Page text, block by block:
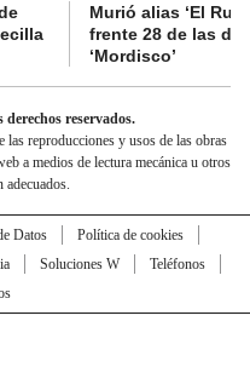
Murió alias ‘El
frente 28 de las
‘Mordisco’
reservados.
reproducciones y usos de las obras
a medios de lectura mecánica u otros
adecuados.
Datos
Política de cookies
Soluciones W
Teléfonos